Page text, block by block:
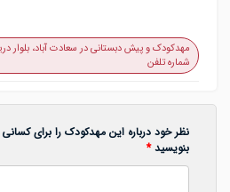
مهدکودک و پیش دبستانی در سعادت آباد، بلوار
شماره تلفن
نظر خود درباره این مهدکودک را برای کسانی
بنویسید*